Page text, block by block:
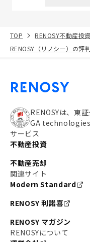
TOP RENOSY不動産投資
RENOSY（リノシー）の評
RENOSYは、東
GA technologies
サービス
不動産投資
不動産売却
関連サイト
Modern Standard
RENOSY 利諾喜
RENOSY マガジン
RENOSYについて